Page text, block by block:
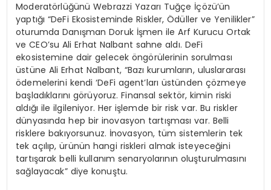
Moderatörlüğünü Webrazzi Yazarı Tuğçe İçözü’ün
yaptığı “DeFi Ekosisteminde Riskler, Ödüller ve Yenilikler”
oturumda Danışman Doruk İşmen ile Arf Kurucu Ortak
ve CEO’su Ali Erhat Nalbant sahne aldı. DeFi
ekosistemine dair gelecek öngörülerinin sorulması
üstüne Ali Erhat Nalbant, “Bazı kurumların, uluslararası
ödemelerini kendi ‘DeFi agent’ları üstünden çözmeye
başladıklarını görüyoruz. Finansal sektör, kimin riski
aldığı ile ilgileniyor. Her işlemde bir risk var. Bu riskler
dünyasında hep bir inovasyon tartışması var. Belli
risklere bakıyorsunuz. İnovasyon, tüm sistemlerin tek
tek açılıp, ürünün hangi riskleri almak isteyeceğini
tartışarak belli kullanım senaryolarının oluşturulmasını
sağlayacak” diye konuştu.